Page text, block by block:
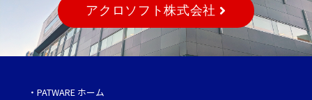
アクロソフト株式会社
・ PATWARE ホーム